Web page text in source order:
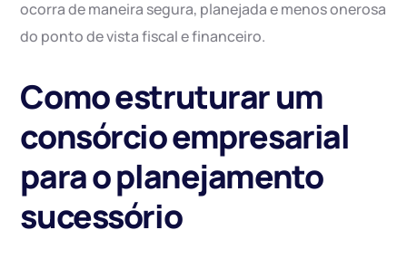
ocorra de maneira segura, planejada e menos onerosa
do ponto de vista fiscal e financeiro.
Como estruturar um
consórcio empresarial
para o planejamento
sucessório